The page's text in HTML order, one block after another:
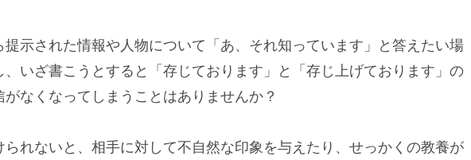
示された情報や人物について「あ、それ知っています」と答えたい場
いざ書こうとすると「存じております」と「存じ上げております」の
なくなってしまうことはありませんか？
られないと、相手に対して不自然な印象を与えたり、せっかくの教養が